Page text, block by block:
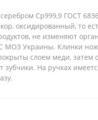
Ср999,9 ГОСТ
оксидированный, то
не изменяют
МОЗ Украины. Клинки
слоем меди, затем
зубчики. На ручках